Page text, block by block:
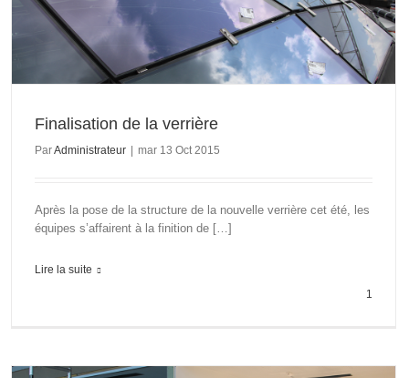
Finalisation de la verrière
ParAdministrateur | mar 13 Oct 2015
Après la pose de la structure de la nouvelle verrière cet été, les
équipes s’affairent à la finition de […]
Lire la suite
1